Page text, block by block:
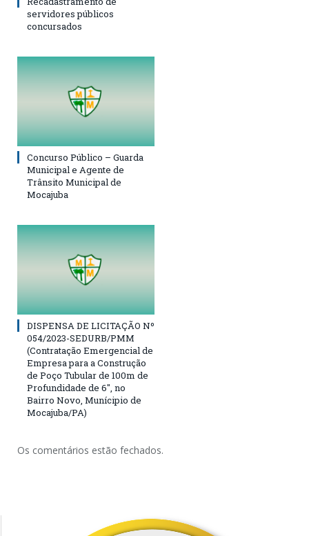
servidores públicos
concursados
Concurso Público – Guarda
Municipal e Agente de
Trânsito Municipal de
Mocajuba
DISPENSA DE LICITAÇÃO Nº
054/2023-SEDURB/PMM
(Contratação Emergencial de
Empresa para a Construção
de Poço Tubular de 100m de
Profundidade de 6″, no
Bairro Novo, Munícipio de
Mocajuba/PA)
Os comentários estão fechados.